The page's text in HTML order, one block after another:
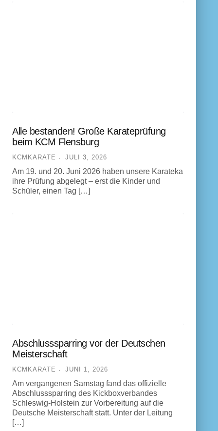
Alle bestanden! Große Karateprüfung
beim KCM Flensburg
KCMKARATE JULI 3, 2026
Am 19. und 20. Juni 2026 haben unsere Karateka
ihre Prüfung abgelegt – erst die Kinder und
Schüler, einen Tag […]
Abschlusssparring vor der Deutschen
Meisterschaft
KCMKARATE JUNI 1, 2026
Am vergangenen Samstag fand das offizielle
Abschlusssparring des Kickboxverbandes
Schleswig-Holstein zur Vorbereitung auf die
Deutsche Meisterschaft statt. Unter der Leitung
[…]